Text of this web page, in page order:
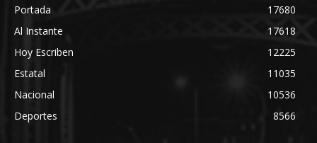
Portada
17680
Al Instante
17618
Hoy Escriben
12225
Estatal
11035
Nacional
10536
Deportes
8566